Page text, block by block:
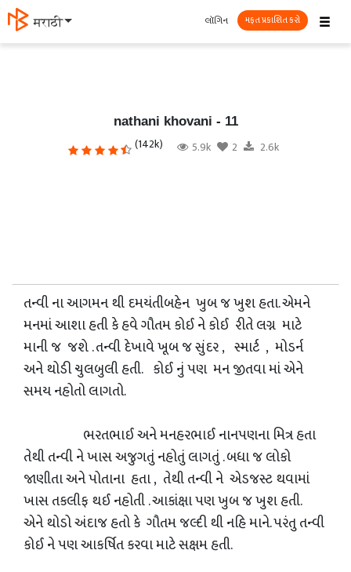
मराठी ☰
લૉગિન મફત પ્રકાશિત કરો
nathani khovani - 11
(142k) 5.9k 2 2.6k
તન્વી ના આગમન થી દમયંતીબહેન ખુબ જ ખુશ હતા. એમને
મનમાં આશા હતી કે હવે ગૌતમ કોઈ ને કોઈ રીતે લગ્ન માટે
માની જ જશે . તન્વી દેખાવે ખૂબ જ સુંદર , સ્માર્ટ , મોડર્ન
અને થોડી ચુલબુલી હતી. કોઈ નું પણ મન જીતવા માં એને
સમય નહોતો લાગતો.
ભરતભાઈ અને મનહરભાઈ નાનપણના મિત્ર હતા
તેથી તન્વી ને ખાસ અજુગતું નહોતું લાગતું . બધા જ લોકો
જાણીતા અને પોતાના હતા , તેથી તન્વી ને એડજસ્ટ થવામાં
ખાસ તકલીફ થઈ નહોતી . આકાંક્ષા પણ ખુબ જ ખુશ હતી.
એને થોડો અંદાજ હતો કે ગૌતમ જલ્દી થી નહિ માને. પરંતુ તન્વી
કોઈ ને પણ આકર્ષિત કરવા માટે સક્ષમ હતી.